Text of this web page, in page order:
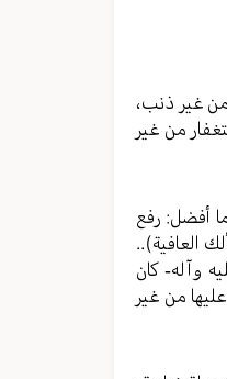
غير ذنب،
من غير
أفضل: رفع
العافية)..
وآله- كان
من غير